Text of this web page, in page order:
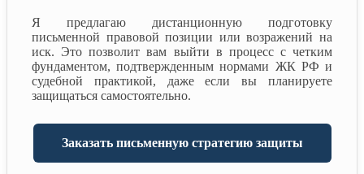
Я предлагаю дистанционную подготовку
письменной правовой позиции или возражений на
иск. Это позволит вам выйти в процесс с четким
фундаментом, подтвержденным нормами ЖК РФ и
судебной практикой, даже если вы планируете
защищаться самостоятельно.
Заказать письменную стратегию защиты